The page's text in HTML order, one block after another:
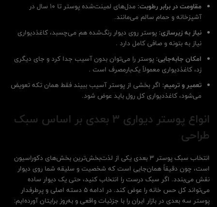
مقاومت در برابر رطوبت:
مدل‌های لمینت‌شده پوستر تا ۱۰ سال در
آشپزخانه و حمام سالم می‌مانند.
نیاز به زیرسازی: پوستر روی دیوار رنگ‌شده هم می‌چسبد، کاغذدیواری
نیاز به بتونه و صافی کامل دارد .
امکان جابه‌جایی: پوستر را می‌توان بدون آسیب جدا کرد و جای دیگری
زد، کاغذدیواری معمولاً یک‌بارمصرف است .
تعمیر و ترمیم: اگر بخشی از پوستر آسیب ببیند فقط همان تکه تعویض
می‌شود، کاغذدیواری کل رول باید عوض شود.
انواع پوستر دیواری 3 بعدی بر اساس سبک
طراحی
انتخاب سبک پوستر 3 بعدی یکی از لذت‌بخش‌ترین بخش‌های دکوراسیون
است، چون دقیقاً همان‌جایی است که شخصیت و سلیقه شما روی دیوار
نقش می‌بندد. اگر سبک درست را انتخاب کنید، حتی یک دیوار ساده
می‌تواند کل حس خانه را عوض کند. در ادامه 5 دسته اصلی و پرطرفدار
پوستر سه بعدی در بازار ایران را با جزئیات واقعی و به‌روز برایتان آورده‌ایم: